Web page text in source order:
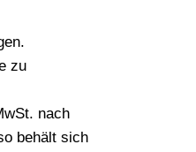
zu
nach
behält sich